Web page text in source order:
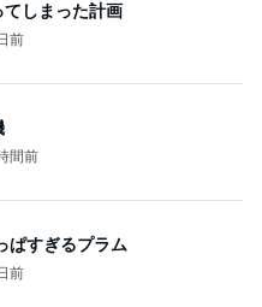
しまった計画
前
間前
ぱすぎるプラム
前